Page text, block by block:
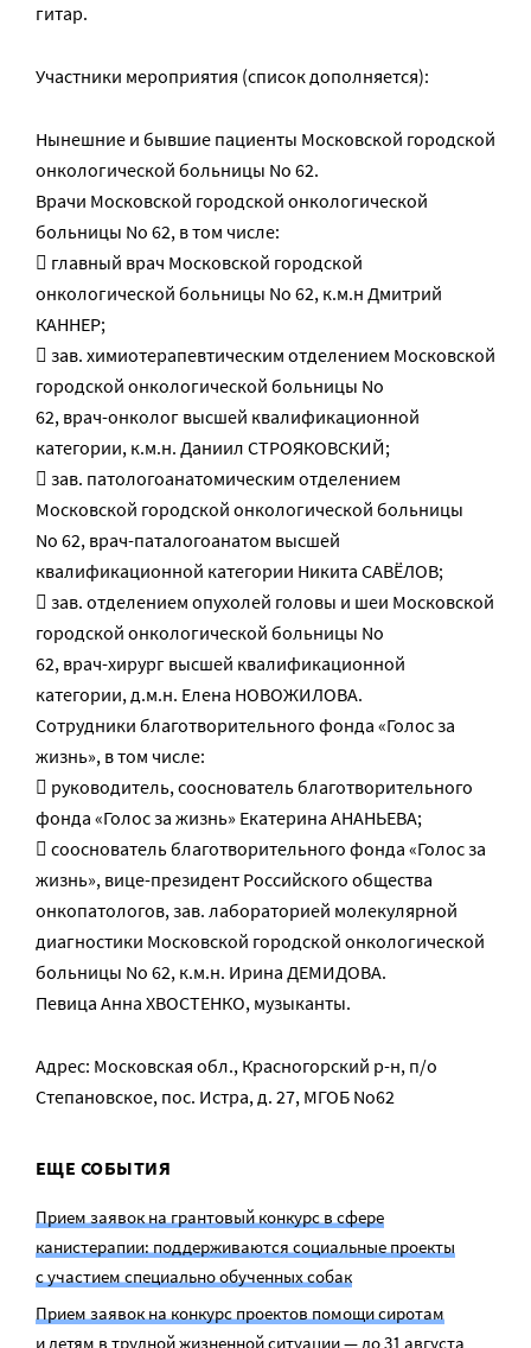
гитар.
Участники мероприятия (список дополняется):
Нынешние и бывшие пациенты Московской городской
онкологической больницы No 62.
Врачи Московской городской онкологической
больницы No 62, в том числе:
 главный врач Московской городской
онкологической больницы No 62, к.м.н Дмитрий
КАННЕР;
 зав. химиотерапевтическим отделением Московской
городской онкологической больницы No
62, врач-онколог высшей квалификационной
категории, к.м.н. Даниил СТРОЯКОВСКИЙ;
 зав. патологоанатомическим отделением
Московской городской онкологической больницы
No 62, врач-паталогоанатом высшей
квалификационной категории Никита САВЁЛОВ;
 зав. отделением опухолей головы и шеи Московской
городской онкологической больницы No
62, врач-хирург высшей квалификационной
категории, д.м.н. Елена НОВОЖИЛОВА.
Сотрудники благотворительного фонда «Голос за
жизнь», в том числе:
 руководитель, сооснователь благотворительного
фонда «Голос за жизнь» Екатерина АНАНЬЕВА;
 сооснователь благотворительного фонда «Голос за
жизнь», вице-президент Российского общества
онкопатологов, зав. лабораторией молекулярной
диагностики Московской городской онкологической
больницы No 62, к.м.н. Ирина ДЕМИДОВА.
Певица Анна ХВОСТЕНКО, музыканты.
Адрес: Московская обл., Красногорский р-н, п/о
Степановское, пос. Истра, д. 27, МГОБ No62
ЕЩЕ СОБЫТИЯ
Прием заявок на грантовый конкурс в сфере
канистерапии: поддерживаются социальные проекты
с участием специально обученных собак
Прием заявок на конкурс проектов помощи сиротам
и детям в трудной жизненной ситуации — до 31 августа